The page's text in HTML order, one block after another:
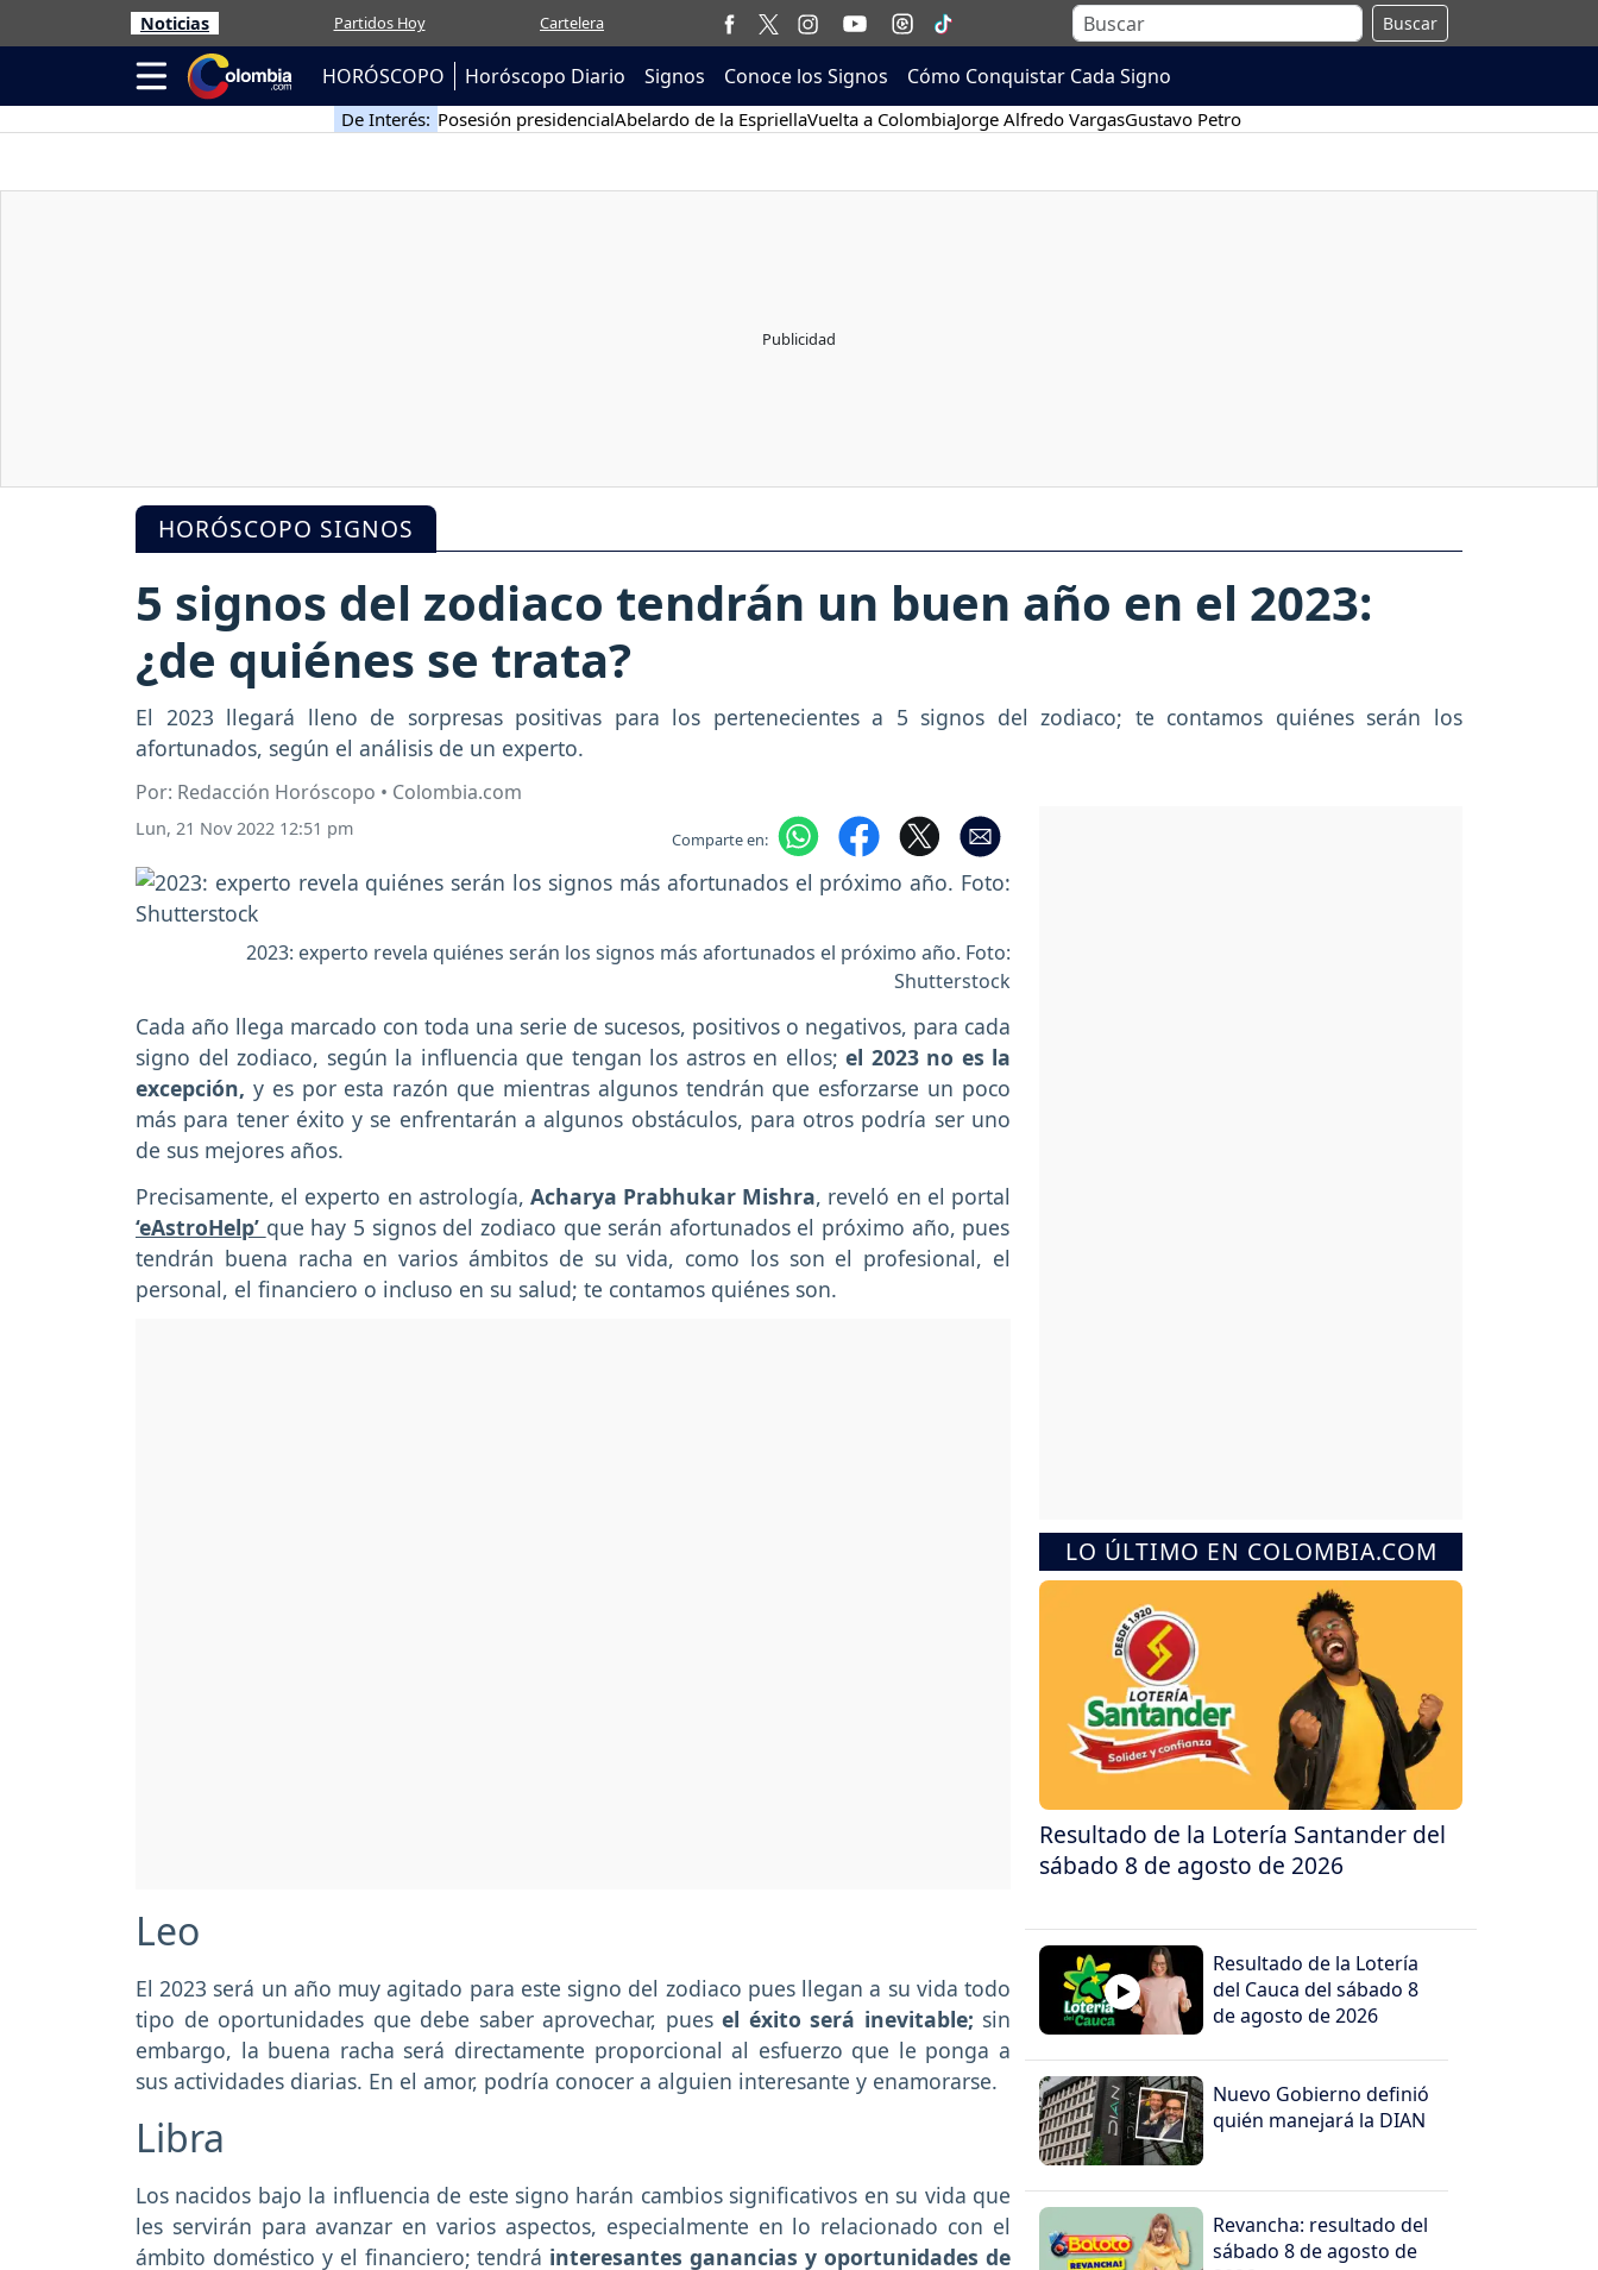
Noticias Partidos Hoy Cartelera Buscar
HORÓSCOPO Horóscopo Diario Signos Conoce los Signos Cómo Conquistar Cada Signo
De Interés: Posesión presidencialAbelardo de la EspriellaVuelta a ColombiaJorge Alfredo VargasGustavo Petro
HORÓSCOPO SIGNOS
5 signos del zodiaco tendrán un buen año en el 2023:
¿de quiénes se trata?
El 2023 llegará lleno de sorpresas positivas para los pertenecientes a 5 signos del zodiaco; te contamos quiénes serán los
afortunados, según el análisis de un experto.
Por: Redacción Horóscopo • Colombia.com
Lun, 21 Nov 2022 12:51 pm Comparte en:
2023: experto revela quiénes serán los signos más afortunados el próximo año. Foto:
Shutterstock
Cada año llega marcado con toda una serie de sucesos, positivos o negativos, para cada
signo del zodiaco, según la influencia que tengan los astros en ellos; el 2023 no es la
excepción, y es por esta razón que mientras algunos tendrán que esforzarse un poco
más para tener éxito y se enfrentarán a algunos obstáculos, para otros podría ser uno
de sus mejores años.
Precisamente, el experto en astrología, Acharya Prabhukar Mishra, reveló en el portal
‘eAstroHelp’ que hay 5 signos del zodiaco que serán afortunados el próximo año, pues
tendrán buena racha en varios ámbitos de su vida, como los son el profesional, el
personal, el financiero o incluso en su salud; te contamos quiénes son.
Leo
El 2023 será un año muy agitado para este signo del zodiaco pues llegan a su vida todo
tipo de oportunidades que debe saber aprovechar, puesel éxito será inevitable; sin
embargo, la buena racha será directamente proporcional al esfuerzo que le ponga a
sus actividades diarias. En el amor, podría conocer a alguien interesante y enamorarse.
Libra
Los nacidos bajo la influencia de este signo harán cambios significativos en su vida que
les servirán para avanzar en varios aspectos, especialmente en lo relacionado con el
ámbito doméstico y el financiero; tendrá interesantes ganancias y oportunidades de
LO ÚLTIMO EN COLOMBIA.COM
Resultado de la Lotería Santander del
sábado 8 de agosto de 2026
Resultado de la Lotería
del Cauca del sábado 8
de agosto de 2026
Nuevo Gobierno definió
quién manejará la DIAN
Revancha: resultado del
sábado 8 de agosto de